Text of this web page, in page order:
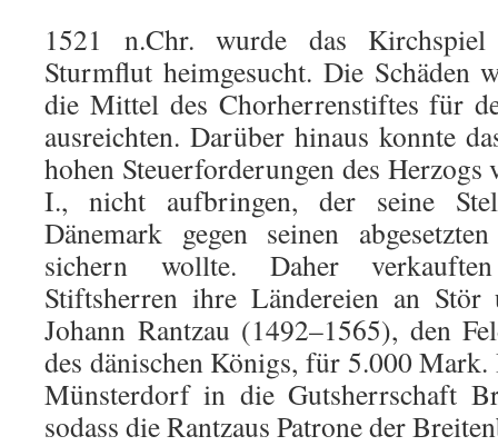
1521 n.Chr. wurde das
Sturmflut heimgesucht. Die Schäden
die Mittel des Chorherrenstiftes für
ausreichten. Darüber hinaus konnte
hohen Steuerforderungen des
I., nicht aufbringen, der seine
Dänemark gegen seinen
sichern wollte. Daher
Stiftsherren ihre Ländereien an
Johann Rantzau (1492–1565), den
des dänischen Königs, für 5.000
Münsterdorf in die Gutsherrschaft
sodass die Rantzaus Patrone der